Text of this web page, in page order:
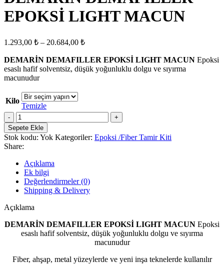
EPOKSİ LIGHT MACUN
1.293,00 ₺ – 20.684,00 ₺Fiyat
1.293,00 ₺
-
DEMARİN DEMAFILLER EPOKSİ LIGHT MACUN Epoksi
esaslı hafif solventsiz, düşük yoğunluklu dolgu ve sıyırma
macunudur
Kilo
Temizle
DEMARİN
DEMAFILLER
EPOKSİ
LIGHT
MACUN
adet
Sepete Ekle
Stok kodu: Yok Kategoriler: Epoksi /Fiber Tamir Kiti
Share:
Açıklama
Ek bilgi
Değerlendirmeler (0)
Shipping & Delivery
Açıklama
DEMARİN DEMAFILLER EPOKSİ LIGHT MACUN Epoksi
esaslı hafif solventsiz, düşük yoğunluklu dolgu ve sıyırma
macunudur
Fiber, ahşap, metal yüzeylerde ve yeni inşa teknelerde kullanılır